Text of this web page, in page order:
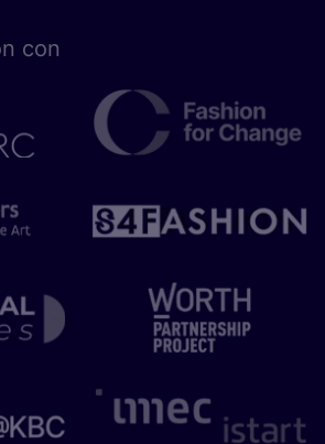
con